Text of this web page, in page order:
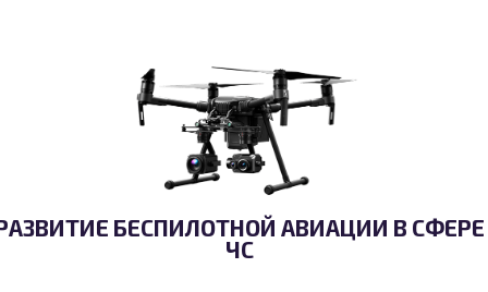
БЕСПИЛОТНОЙ АВИАЦИИ В СФЕРЕ
ЧС